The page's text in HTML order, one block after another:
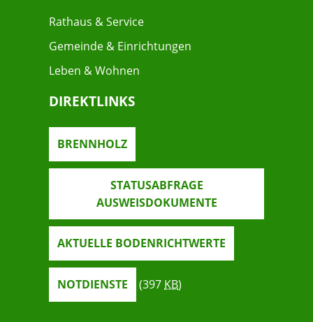
Rathaus & Service
Gemeinde & Einrichtungen
Leben & Wohnen
DIREKTLINKS
BRENNHOLZ
STATUSABFRAGE
AUSWEISDOKUMENTE
AKTUELLE BODENRICHTWERTE
NOTDIENSTE (397 KB)